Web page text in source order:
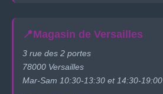
📍Magasin de Versailles
3 rue des 2 portes
78000 Versailles
Mar-Sam 10:30-13:30 et 14:30-19:00